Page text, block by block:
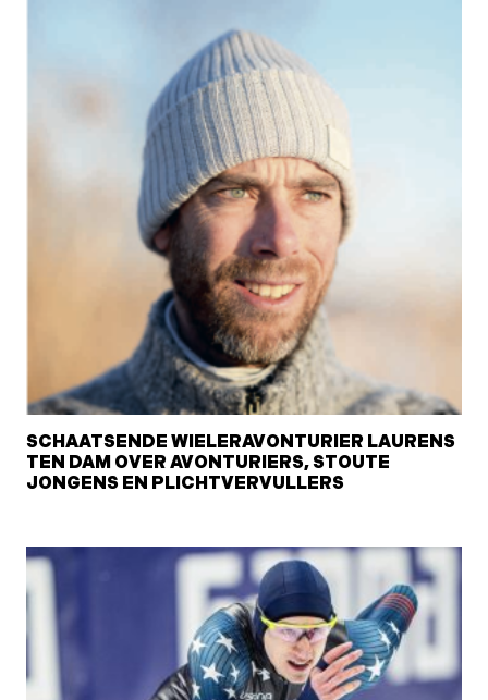
SCHAATSENDE WIELERAVONTURIER LAURENS
TEN DAM OVER AVONTURIERS, STOUTE
JONGENS EN PLICHTVERVULLERS